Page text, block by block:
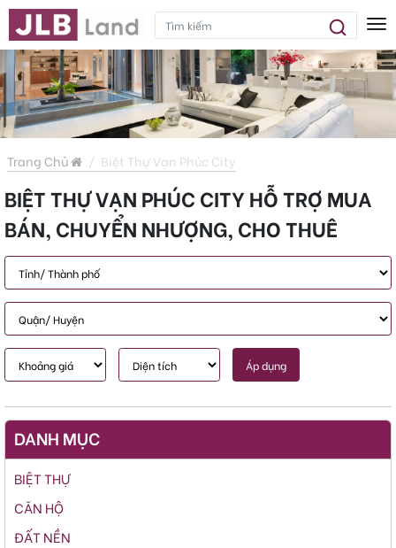
Trang Chủ Biệt Thự Vạn Phúc City
BIỆT THỰ VẠN PHÚC CITY HỖ TRỢ MUA
BÁN, CHUYỂN NHƯỢNG, CHO THUÊ
Áp dụng
DANH MỤC
BIỆT THỰ
CĂN HỘ
ĐẤT NỀN